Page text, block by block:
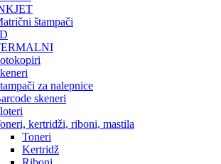
štampači
za nalepnice
skeneri
kertridži, riboni, mastila
Toneri
Kertridž